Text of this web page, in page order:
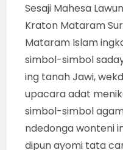
Sesaji Mahesa
Kraton Mataram
Mataram Islam
simbol-simbol
ing tanah Jawi,
upacara adat
simbol-simbol
ndedonga wonteni
dipun ayomi tata